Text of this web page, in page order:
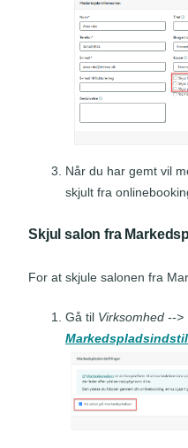
Når du har gemt vil
skjult fra
Skjul salon fra
For at skjule salonen fra
Gå til Virksomhed -->